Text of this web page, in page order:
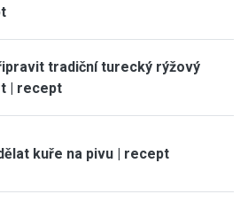
tradiční turecký rýžový
| recept
kuře na pivu | recept